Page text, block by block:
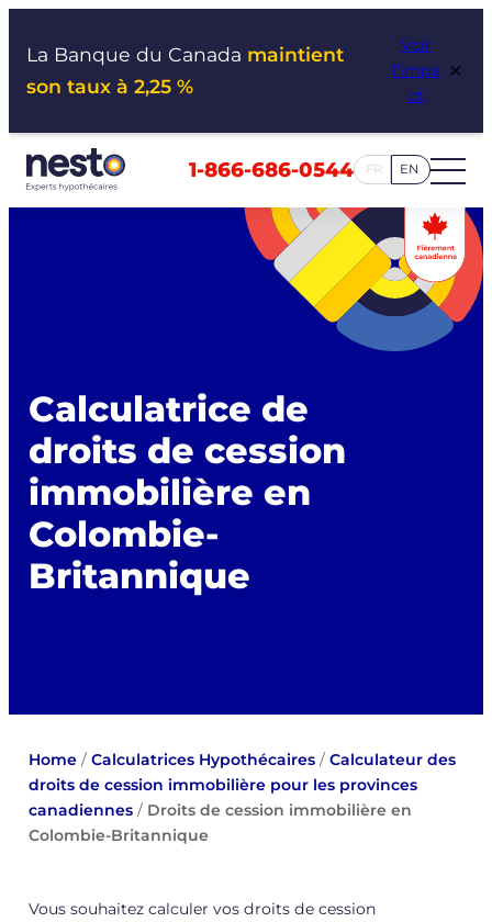
La Banque du Canada maintient
son taux à 2,25 %
Voir
l’impa
ct
×
1-866-686-0544 FR EN
Calculatrice de
droits de cession
immobilière en
Colombie-
Britannique
Home/ Calculatrices Hypothécaires/ Calculateur des
droits de cession immobilière pour les provinces
canadiennes/ Droits de cession immobilière en
Colombie-Britannique
Vous souhaitez calculer vos droits de cession